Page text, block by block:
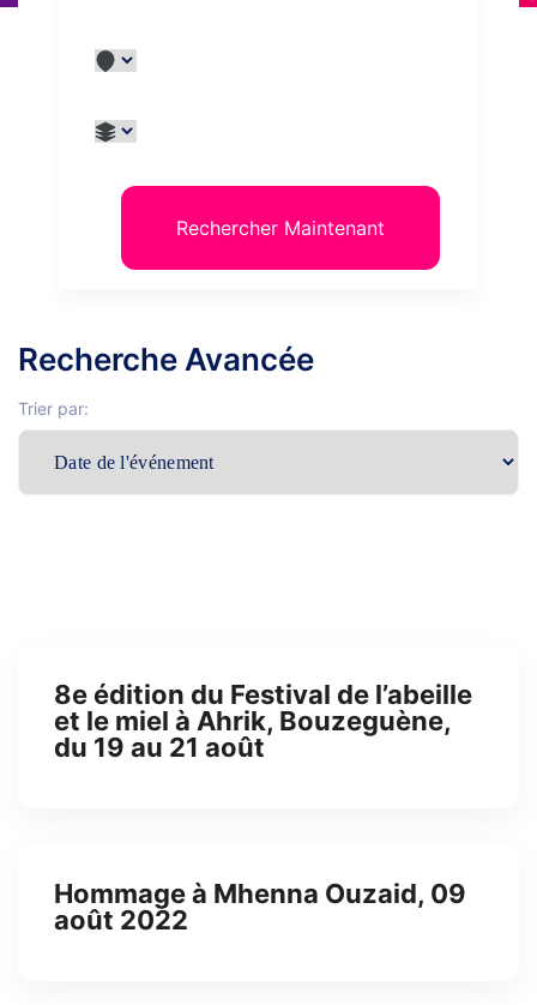
Rechercher Maintenant
Recherche Avancée
Trier par:
8e édition du Festival de l’abeille
et le miel à Ahrik, Bouzeguène,
du 19 au 21 août
Hommage à Mhenna Ouzaid, 09
août 2022